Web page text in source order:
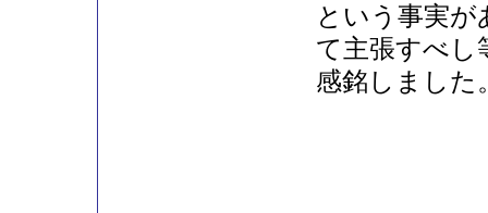
という事実
て主張すべし
感銘しまし